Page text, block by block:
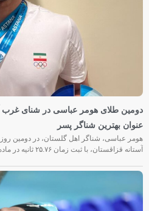
دومین طلای هومر عباسی در شنای غرب
عنوان بهترین شناگر پسر
هومر عباسی، شناگر اهل گلستان، در دومین
آستانه قزاقستان، با ثبت زمان ۲۵.۷۶ ثانیه در ماده ۵۰ متر کرال پشت به مدال طلا